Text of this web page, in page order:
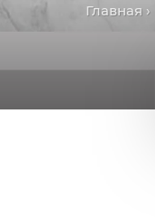
Главная ›